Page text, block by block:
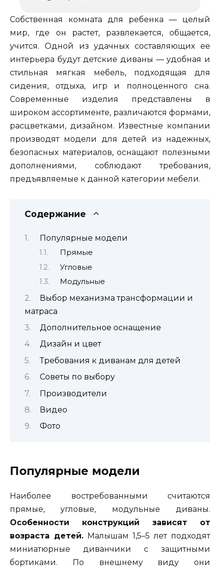
Собственная комната для ребенка — целый
мир, где он растет, развлекается, общается,
учится. Одной из удачных составляющих ее
интерьера будут детские диваны — удобная и
стильная мягкая мебель, подходящая для
сидения, отдыха, игр и полноценного сна.
Современные изделия представлены в
широком ассортименте, различаются формами,
расцветками, дизайном. Известные компании
производят модели для детей из надежных,
безопасных материалов, оснащают полезными
дополнениями, соблюдают требования,
предъявляемые к данной категории мебели.
Содержание
Популярные модели
Прямые
Угловые
Модульные
Выбор механизма трансформации и
матраса
Дополнительное оснащение
Дизайн и цвет
Требования к диванам для детей
Советы по выбору
Производители
Видео
Фото
Популярные модели
Наиболее востребованными считаются
прямые, угловые, модульные диваны.
Особенности конструкций зависят от
возраста детей. Малышам 1,5–5 лет подходят
миниатюрные диванчики с защитными
бортиками. По внешнему виду они